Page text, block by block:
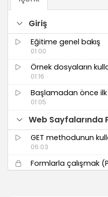
Giriş
Eğitime genel bakış
01:00
Örnek dosyaların
01:16
Başlamadan önce
01:05
Web Sayfalarında
GET methodunun
06:03
Formlarla çalışmak
04:53